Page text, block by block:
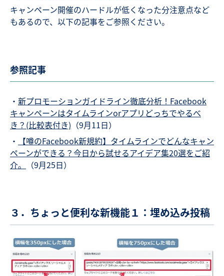
キャンペーン開催のハードルが低くなった分注意点など
もあるので、以下の記事をご参照ください。
参照記事
・ 新プロモーションガイドライン徹底分析！Facebook
キャンペーンはタイムラインorアプリどっちでやるべ
き？(比較表付き) （9月11日）
・
【噂のFacebook新規約】タイムラインでどんなキャン
ペーンができる？今日から試せるアイデア集20選をご紹
介。
（9月25日）
３．ちょっと便利な新機能１：埋め込み投稿